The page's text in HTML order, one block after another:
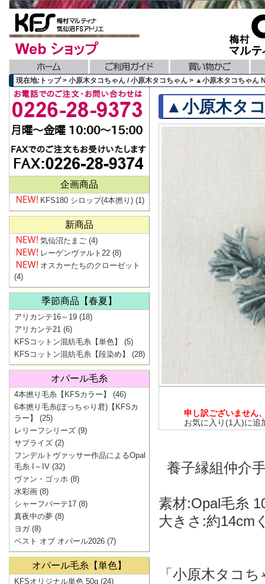
現在地:トップ > 小原木タコちゃん / 小原木タコちゃん > ▲小原木タコちゃん
▲小原木タ
申し訳ございません
お気に入り(1人)に追
養子縁組仲介
素材:Opal毛糸
大きさ:約14cm
「小原木タコ
企画商品
KFS180 シロップ(4本撚り) (1)
新商品
気仙沼たまご (4)
レーゲンヴァルト22 (8)
オスカーたちのクローゼット
(4)
季節商品【春夏】
アリカンテ16～19 (18)
アリカンテ21 (6)
KFSコットン混紡毛糸【単色】
(5)
KFSコットン混紡毛糸【段染め】
(28)
オパール毛糸
4本撚り毛糸【KFSカラー】
(46)
6本撚り毛糸(ぽっちゃり君)【KFSカ
ラー】
(25)
レリーフシリーズ (9)
サプライズ (2)
フンデルトヴァッサー作品によるOpal
毛糸 I～IV (32)
ヴァン・ゴッホ (8)
水彩画 (8)
シャーフパーテ17 (8)
真夜中の夢 (8)
ヨガ(8)
ベスト オブ オパール2026 (7)
オパール毛糸【単色】
KFSオリジナル単色 50g (24)